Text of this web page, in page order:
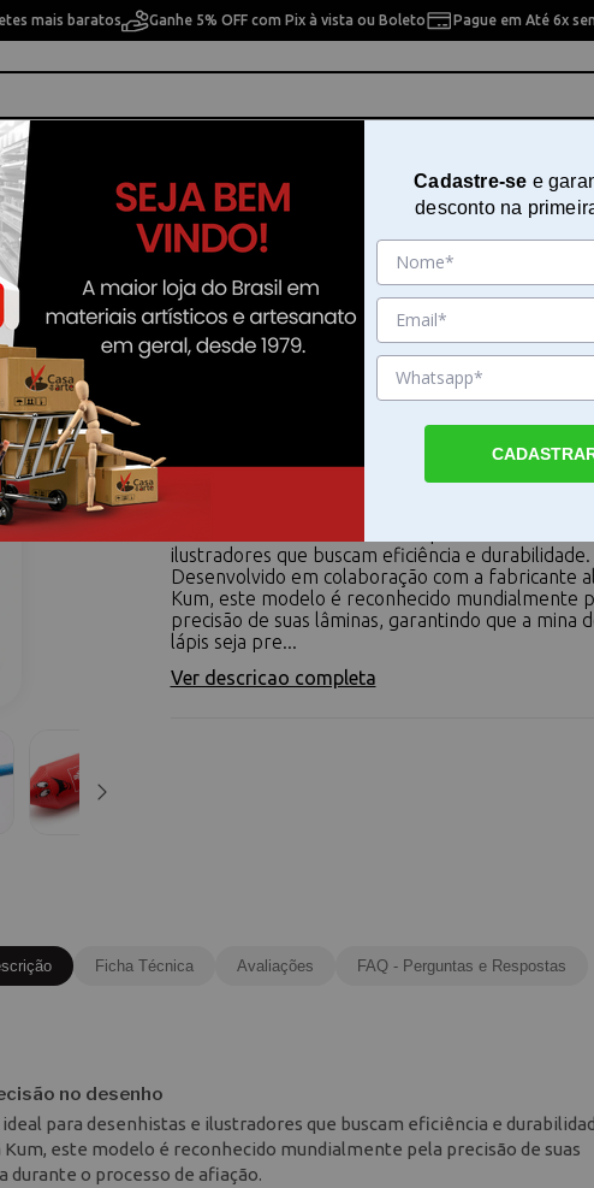
mais baratos Ganhe 5% OFF com Pix à vista ou Boleto Pague em Até 6x
Pintura Artesanal
- 476070
Apontador de Lápis Duplo Red Caran
d'Ache - 476070
Apontador profissional Red Caran d'Ache para
ilustradores que buscam eficiência e durabilidade.
Desenvolvido em colaboração com a fabricante
Kum, este modelo é reconhecido mundialmente
precisão de suas lâminas, garantindo que a mina
lápis seja pre...
Ver descricao completa
Ficha Técnica Avaliações FAQ - Perguntas e Respostas
no desenho
para desenhistas e ilustradores que buscam eficiência e
este modelo é reconhecido mundialmente pela precisão de suas
durante o processo de afiação.
Cadastre-se e
desconto na